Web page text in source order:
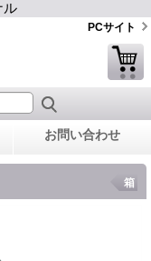
ル
PCサイト
お問い合わせ
箱